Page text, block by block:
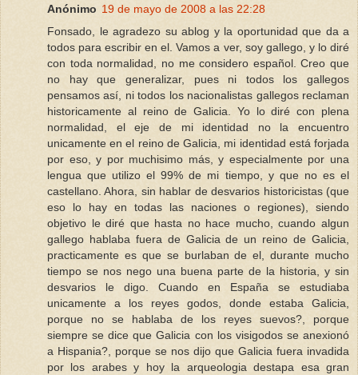
Anónimo 19 de mayo de 2008 a las 22:28
Fonsado, le agradezo su ablog y la oportunidad que da a
todos para escribir en el. Vamos a ver, soy gallego, y lo diré
con toda normalidad, no me considero español. Creo que
no hay que generalizar, pues ni todos los gallegos
pensamos así, ni todos los nacionalistas gallegos reclaman
historicamente al reino de Galicia. Yo lo diré con plena
normalidad, el eje de mi identidad no la encuentro
unicamente en el reino de Galicia, mi identidad está forjada
por eso, y por muchisimo más, y especialmente por una
lengua que utilizo el 99% de mi tiempo, y que no es el
castellano. Ahora, sin hablar de desvarios historicistas (que
eso lo hay en todas las naciones o regiones), siendo
objetivo le diré que hasta no hace mucho, cuando algun
gallego hablaba fuera de Galicia de un reino de Galicia,
practicamente es que se burlaban de el, durante mucho
tiempo se nos nego una buena parte de la historia, y sin
desvarios le digo. Cuando en España se estudiaba
unicamente a los reyes godos, donde estaba Galicia,
porque no se hablaba de los reyes suevos?, porque
siempre se dice que Galicia con los visigodos se anexionó
a Hispania?, porque se nos dijo que Galicia fuera invadida
por los arabes y hoy la arqueologia destapa esa gran